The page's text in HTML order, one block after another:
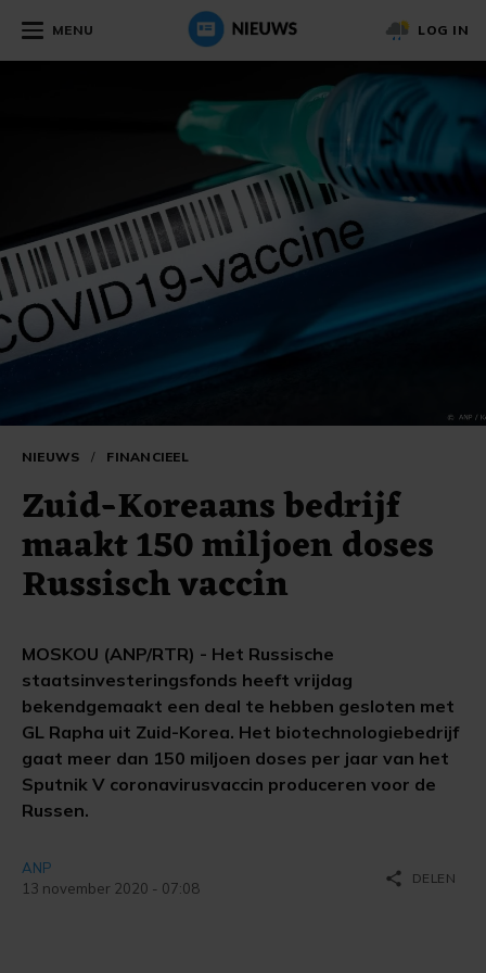
MENU LOG IN
NIEUWS / FINANCIEEL
Zuid-Koreaans bedrijf
maakt 150 miljoen doses
Russisch vaccin
MOSKOU (ANP/RTR) - Het Russische
staatsinvesteringsfonds heeft vrijdag
bekendgemaakt een deal te hebben gesloten met
GL Rapha uit Zuid-Korea. Het biotechnologiebedrijf
gaat meer dan 150 miljoen doses per jaar van het
Sputnik V coronavirusvaccin produceren voor de
Russen.
ANP
13 november 2020 - 07:08
share DELEN